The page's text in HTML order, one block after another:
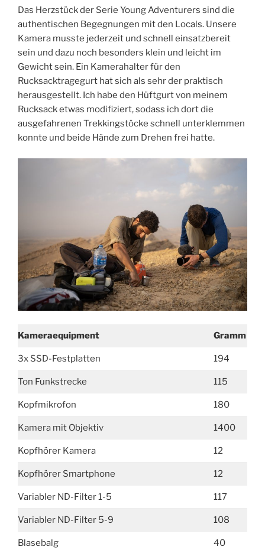
Das Herzstück der Serie Young Adventurers sind die
authentischen Begegnungen mit den Locals. Unsere
Kamera musste jederzeit und schnell einsatzbereit
sein und dazu noch besonders klein und leicht im
Gewicht sein. Ein Kamerahalter für den
Rucksacktragegurt hat sich als sehr der praktisch
herausgestellt. Ich habe den Hüftgurt von meinem
Rucksack etwas modifiziert, sodass ich dort die
ausgefahrenen Trekkingstöcke schnell unterklemmen
konnte und beide Hände zum Drehen frei hatte.
Kameraequipment Gramm
3x SSD-Festplatten 194
Ton Funkstrecke 115
Kopfmikrofon 180
Kamera mit Objektiv 1400
Kopfhörer Kamera 12
Kopfhörer Smartphone 12
Variabler ND-Filter 1-5 117
Variabler ND-Filter 5-9 108
Blasebalg 40